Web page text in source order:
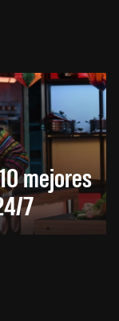
mejores
7